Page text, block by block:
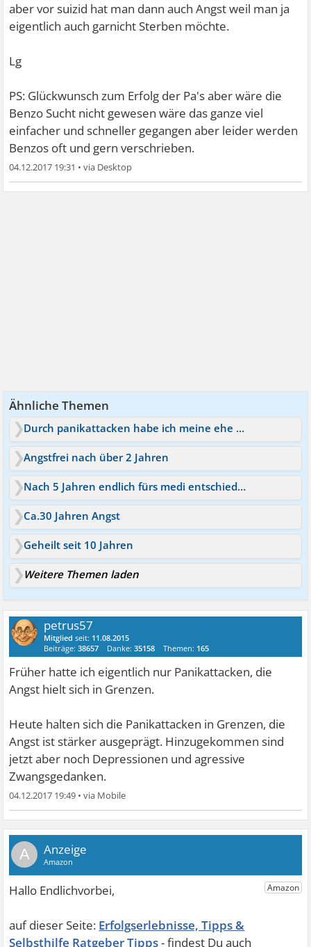
aber vor suizid hat man dann auch Angst weil man ja
eigentlich auch garnicht Sterben möchte.
Lg
PS: Glückwunsch zum Erfolg der Pa's aber wäre die
Benzo Sucht nicht gewesen wäre das ganze viel
einfacher und schneller gegangen aber leider werden
Benzos oft und gern verschrieben.
04.12.2017 19:31 •
Ähnliche Themen
Durch panikattacken habe ich meine ehe nach 17 Jahren beende
Angstfrei nach über 2 Jahren
Nach 5 Jahren endlich fürs medi entschieden
Ca.30 Jahren Angst
Geheilt seit 10 Jahren
Weitere Themen laden
petrus57
Mitglied seit: 11.08.2015
Beiträge:38657 Danke:35158 Themen: 165
Früher hatte ich eigentlich nur Panikattacken, die
Angst hielt sich in Grenzen.
Heute halten sich die Panikattacken in Grenzen, die
Angst ist stärker ausgeprägt. Hinzugekommen sind
jetzt aber noch Depressionen und agressive
Zwangsgedanken.
04.12.2017 19:49 •
A
Erfolgserlebnisse, Tipps &
Selbsthilfe Ratgeber Tipps